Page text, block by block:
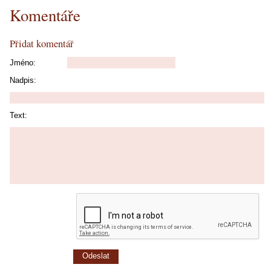
Komentáře
Přidat komentář
Jméno:
Nadpis:
Text: